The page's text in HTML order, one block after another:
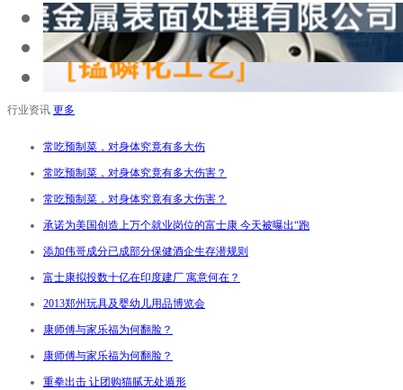
行业资讯 更多
常吃预制菜，对身体究竟有多大伤
常吃预制菜，对身体究竟有多大伤害？
常吃预制菜，对身体究竟有多大伤害？
承诺为美国创造上万个就业岗位的富士康 今天被曝出“跑
添加伟哥成分已成部分保健酒企生存潜规则
富士康拟投数十亿在印度建厂 寓意何在？
2013郑州玩具及婴幼儿用品博览会
康师傅与家乐福为何翻脸？
康师傅与家乐福为何翻脸？
重拳出击 让团购猫腻无处遁形